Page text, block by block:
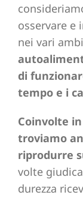
osservare e
nei vari
di
tempo e i
Coinvolte
troviamo
riprodurre
volte
durezza